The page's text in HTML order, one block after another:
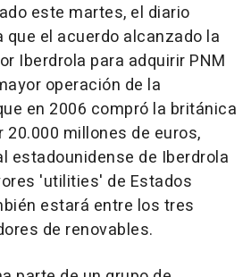
este martes, el diario
el acuerdo alcanzado la
Iberdrola para adquirir PNM
operación de la
en 2006 compró la británica
millones de euros,
estadounidense de Iberdrola
'utilities' de Estados
estará entre los tres
de renovables.